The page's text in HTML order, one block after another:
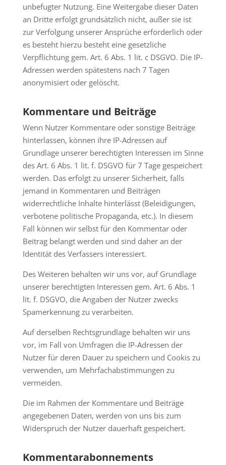
unbefugter Nutzung. Eine Weitergabe dieser Daten
an Dritte erfolgt grundsätzlich nicht, außer sie ist
zur Verfolgung unserer Ansprüche erforderlich oder
es besteht hierzu besteht eine gesetzliche
Verpflichtung gem. Art. 6 Abs. 1 lit. c DSGVO. Die IP-
Adressen werden spätestens nach 7 Tagen
anonymisiert oder gelöscht.
Kommentare und Beiträge
Wenn Nutzer Kommentare oder sonstige Beiträge
hinterlassen, können ihre IP-Adressen auf
Grundlage unserer berechtigten Interessen im Sinne
des Art. 6 Abs. 1 lit. f. DSGVO für 7 Tage gespeichert
werden. Das erfolgt zu unserer Sicherheit, falls
jemand in Kommentaren und Beiträgen
widerrechtliche Inhalte hinterlässt (Beleidigungen,
verbotene politische Propaganda, etc.). In diesem
Fall können wir selbst für den Kommentar oder
Beitrag belangt werden und sind daher an der
Identität des Verfassers interessiert.
Des Weiteren behalten wir uns vor, auf Grundlage
unserer berechtigten Interessen gem. Art. 6 Abs. 1
lit. f. DSGVO, die Angaben der Nutzer zwecks
Spamerkennung zu verarbeiten.
Auf derselben Rechtsgrundlage behalten wir uns
vor, im Fall von Umfragen die IP-Adressen der
Nutzer für deren Dauer zu speichern und Cookis zu
verwenden, um Mehrfachabstimmungen zu
vermeiden.
Die im Rahmen der Kommentare und Beiträge
angegebenen Daten, werden von uns bis zum
Widerspruch der Nutzer dauerhaft gespeichert.
Kommentarabonnements